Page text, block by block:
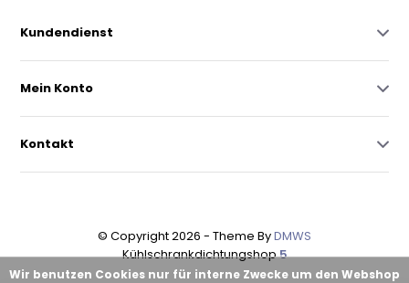
Kundendienst
Mein Konto
Kontakt
© Copyright 2026 - Theme ByDMWS
Kühlschrankdichtungshop5
Wir benutzen Cookies nur für interne Zwecke um den Webshop